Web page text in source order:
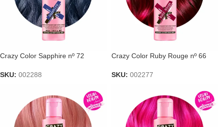
Crazy Color Sapphire nº 72
SKU: 002288
Crazy Color Ruby Rouge nº 66
SKU: 002277